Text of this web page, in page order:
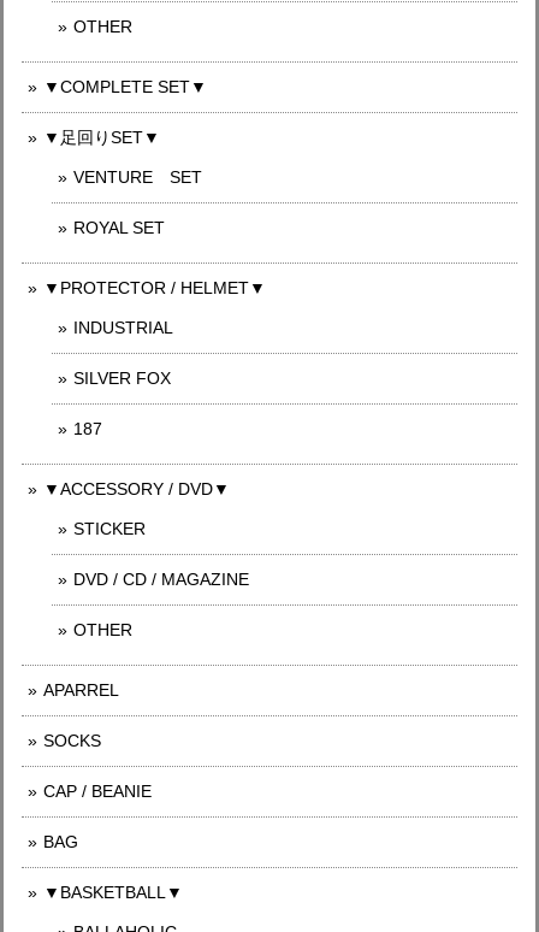
OTHER
▼COMPLETE SET▼
▼足回りSET▼
VENTURE SET
ROYAL SET
▼PROTECTOR / HELMET▼
INDUSTRIAL
SILVER FOX
187
▼ACCESSORY / DVD▼
STICKER
DVD / CD / MAGAZINE
OTHER
APARREL
SOCKS
CAP / BEANIE
BAG
▼BASKETBALL▼